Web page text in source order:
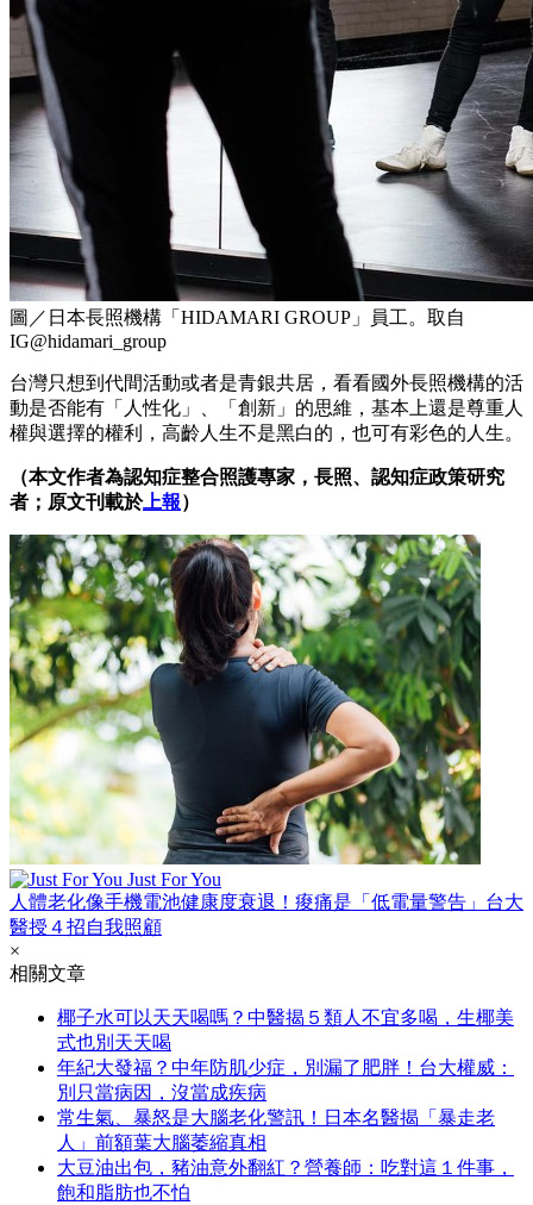
圖／日本長照機構「HIDAMARI GROUP」員工。取自
IG@hidamari_group
台灣只想到代間活動或者是青銀共居，看看國外長照機構的活
動是否能有「人性化」、「創新」的思維，基本上還是尊重人
權與選擇的權利，高齡人生不是黑白的，也可有彩色的人生。
（本文作者為認知症整合照護專家，長照、認知症政策研究
者；原文刊載於上報）
Just For You
人體老化像手機電池健康度衰退！痠痛是「低電量警告」台大
醫授４招自我照顧
×
相關文章
椰子水可以天天喝嗎？中醫揭５類人不宜多喝，生椰美
式也別天天喝
年紀大發福？中年防肌少症，別漏了肥胖！台大權威：
別只當病因，沒當成疾病
常生氣、暴怒是大腦老化警訊！日本名醫揭「暴走老
人」前額葉大腦萎縮真相
大豆油出包，豬油意外翻紅？營養師：吃對這１件事，
飽和脂肪也不怕